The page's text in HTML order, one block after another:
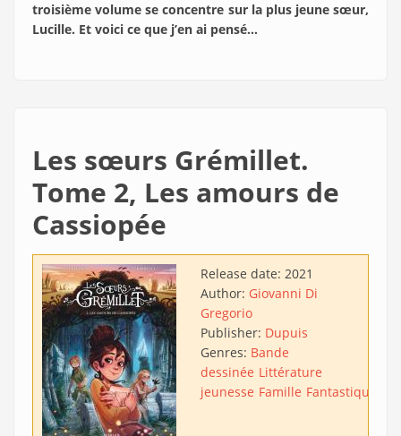
troisième volume se concentre sur la plus jeune sœur,
Lucille. Et voici ce que j’en ai pensé…
Les sœurs Grémillet.
Tome 2, Les amours de
Cassiopée
Release date: 2021
Author: Giovanni Di
Gregorio
Publisher: Dupuis
Genres: Bande
dessinée Littérature
jeunesse Famille Fantastique